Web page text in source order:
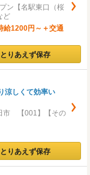
ン【名駅東口（桜
ど
1200円～＋交通
とりあえず保存
涼しくて効率い
市 【001】【その
とりあえず保存